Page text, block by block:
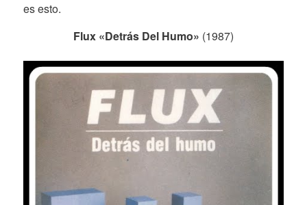
es esto.
Flux «Detrás Del Humo» (1987)